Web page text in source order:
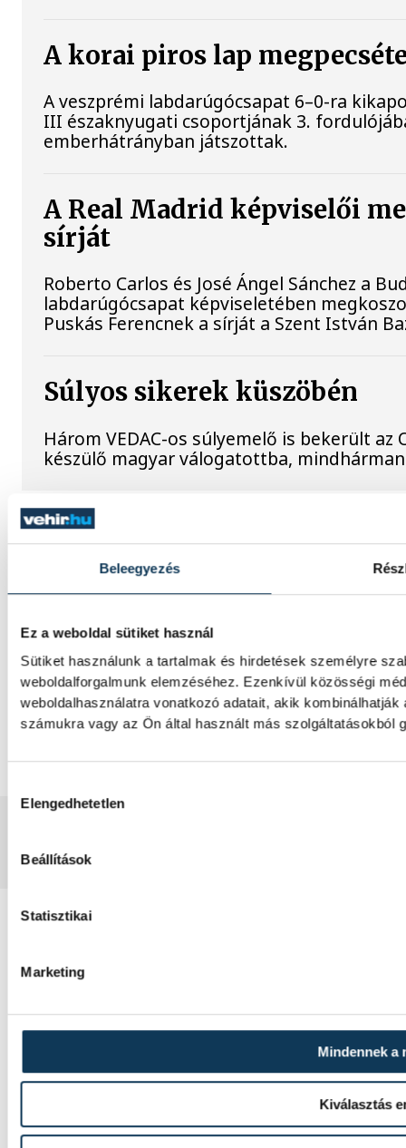
Beleegyezés
Ez a weboldal sütiket használ
Sütiket használunk a tartalmak és hirdetések személyre
weboldalforgalmunk elemzéséhez. Ezenkívül közösségi
weboldalhasználatra vonatkozó adatait, akik
számukra vagy az Ön által használt más szolgáltatásokból
Elengedhetetlen
Beállítások
Statisztikai
Marketing
Mindennek a
Kiválasztás
A korai piros lap
A veszprémi labdarúgócsapat 6–0-ra
III északnyugati csoportjának 3.
emberhátrányban játszottak.
A Real Madrid képviselői
sírját
Roberto Carlos és José Ángel Sánchez a
labdarúgócsapat képviseletében
Puskás Ferencnek a sírját a Szent István
Súlyos sikerek küszöbén
Három VEDAC-os súlyemelő is bekerült az
készülő magyar válogatottba,
IMPRESSZUM
MÉDIAAJÁNLAT
JOGI NYILATKOZAT